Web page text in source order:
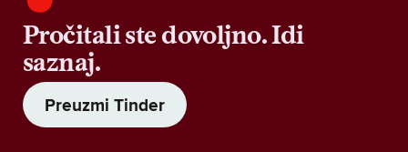
Pročitali ste dovoljno. Idi
saznaj.
Preuzmi Tinder